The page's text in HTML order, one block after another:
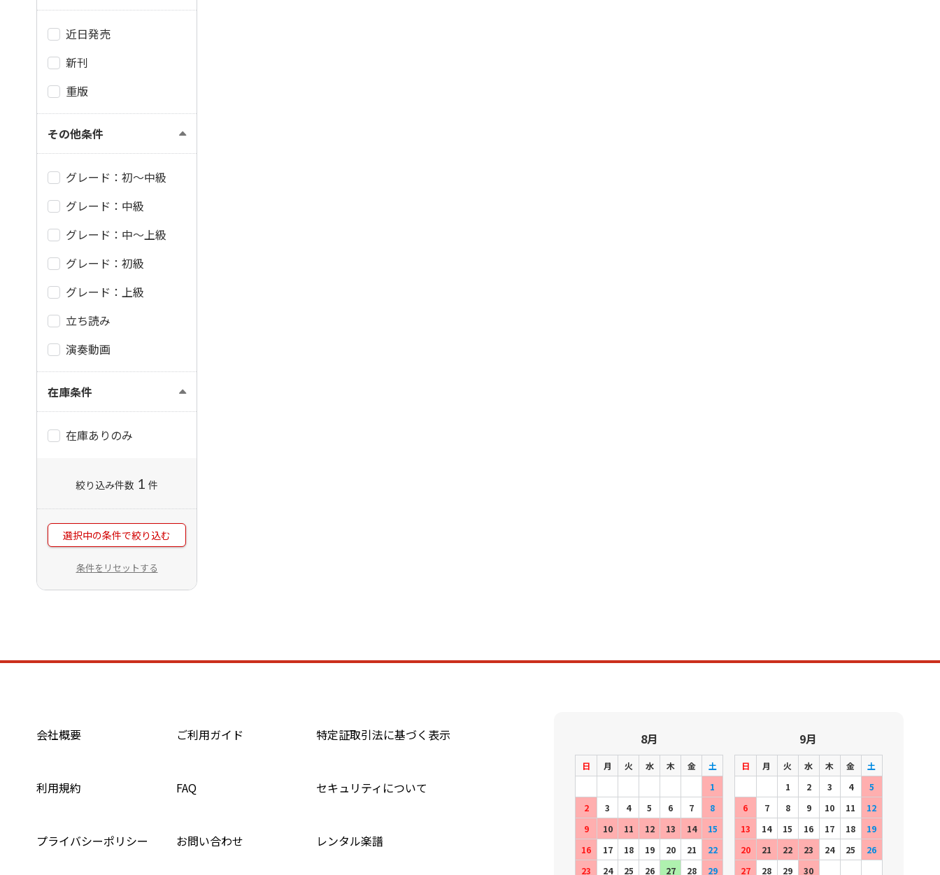
近日発売
新刊
重版
その他条件
グレード：初～中級
グレード：中級
グレード：中～上級
グレード：初級
グレード：上級
立ち読み
演奏動画
在庫条件
在庫ありのみ
絞り込み件数 1 件
選択中の条件で絞り込む
条件をリセットする
会社概要 ご利用ガイド 特定証取引法に基づく表示
利用規約 FAQ セキュリティについて
プライバシーポリシー お問い合わせ レンタル楽譜
8月
日 月 火 水 木 金
土
1
2
3 4 5 6 7
8
9
10 11 12 13 14
15
16
17 18 19 20 21
22
23
24 25 26 27 28 29
9月
日 月 火 水 木 金
土
1
2 3 4
5
6
7 8 9 10 11
12
13
14 15 16 17 18
19
20
21 22 23 24 25
26
27
28 29 30